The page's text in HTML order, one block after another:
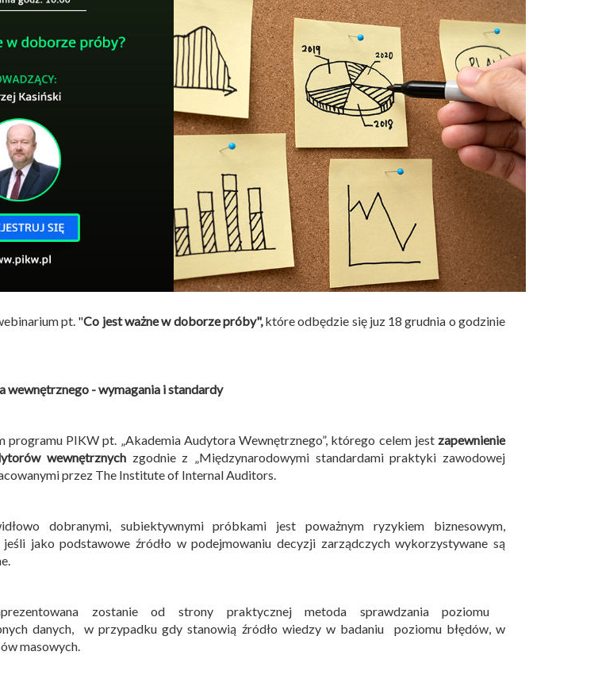
pt. "Co jest ważne w doborze próby",które odbędzie się juz 18 grudnia o godzinie
wewnętrznego - wymagania i standardy
programu PIKW pt. „Akademia Audytora Wewnętrznego”, którego celem jest zapewnienie
wewnętrznych zgodnie z „Międzynarodowymi standardami praktyki zawodowej
przez The Institute of Internal Auditors.
dobranymi, subiektywnymi próbkami jest poważnym ryzykiem biznesowym,
jako podstawowe źródło w podejmowaniu decyzji zarządczych wykorzystywane są
zostanie od strony praktycznej metoda sprawdzania poziomu
danych, w przypadku gdy stanowią źródło wiedzy w badaniu poziomu błędów, w
masowych.